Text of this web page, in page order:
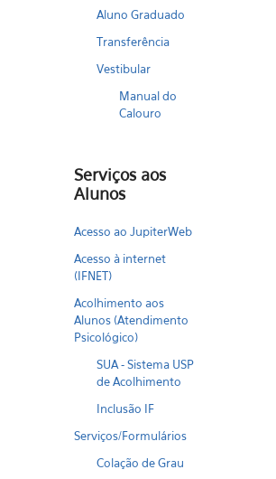
Aluno Graduado
Transferência
Vestibular
Manual do
Calouro
Serviços aos
Alunos
Acesso ao JupiterWeb
Acesso à internet
(IFNET)
Acolhimento aos
Alunos (Atendimento
Psicológico)
SUA - Sistema USP
de Acolhimento
Inclusão IF
Serviços/Formulários
Colação de Grau